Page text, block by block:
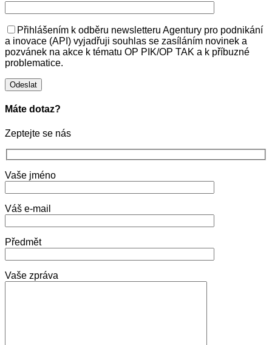
Přihlášením k odběru newsletteru Agentury pro podnikání
a inovace (API) vyjadřuji souhlas se zasíláním novinek a
pozvánek na akce k tématu OP PIK/OP TAK a k příbuzné
problematice.
Máte dotaz?
Zeptejte se nás
Vaše jméno
Váš e-mail
Předmět
Vaše zpráva